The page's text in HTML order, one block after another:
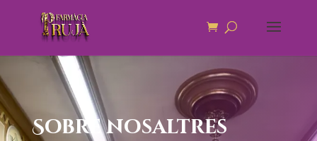
Sobre nosaltres